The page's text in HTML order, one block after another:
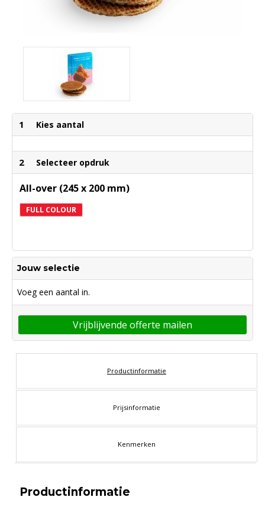
1 Kies aantal
2 Selecteer opdruk
All-over (245 x 200 mm)
FULL COLOUR
Jouw selectie
Voeg een aantal in.
Vrijblijvende offerte mailen
Productinformatie
Prijsinformatie
Kenmerken
Productinformatie